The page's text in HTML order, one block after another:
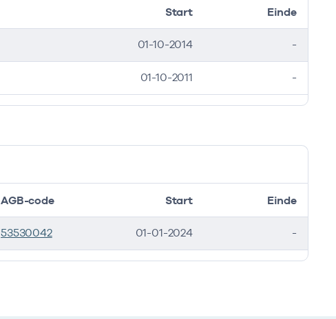
Start Einde
01-10-2014 -
01-10-2011 -
AGB-code Start Einde
53530042 01-01-2024 -